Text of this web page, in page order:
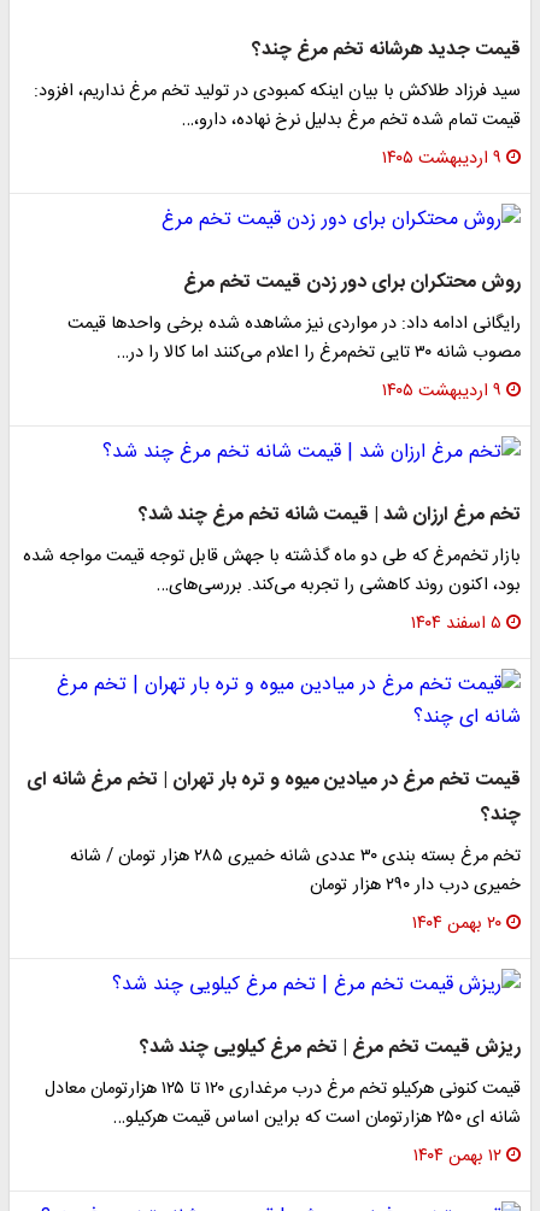
قیمت جدید هرشانه تخم مرغ چند؟
سید فرزاد طلاکش با بیان اینکه کمبودی در تولید تخم مرغ نداریم، افزود:
قیمت تمام شده تخم مرغ بدلیل نرخ نهاده، دارو،…
۹ اردیبهشت ۱۴۰۵
روش محتکران برای دور زدن قیمت تخم مرغ
رایگانی ادامه داد: در مواردی نیز مشاهده شده برخی واحدها قیمت
مصوب شانه ۳۰ تایی تخم‌مرغ را اعلام می‌کنند اما کالا را در…
۹ اردیبهشت ۱۴۰۵
تخم مرغ ارزان شد | قیمت شانه تخم مرغ چند شد؟
بازار تخم‌مرغ که طی دو ماه گذشته با جهش قابل توجه قیمت مواجه شده
بود، اکنون روند کاهشی را تجربه می‌کند. بررسی‌های…
۵ اسفند ۱۴۰۴
قیمت تخم مرغ در میادین میوه و تره بار تهران | تخم مرغ شانه ای
چند؟
تخم مرغ بسته بندی ۳۰ عددی شانه خمیری ۲۸۵ هزار تومان / شانه
خمیری درب دار ۲۹۰ هزار تومان
۲۰ بهمن ۱۴۰۴
ریزش قیمت تخم مرغ | تخم مرغ کیلویی چند شد؟
قیمت کنونی هرکیلو تخم مرغ درب مرغداری ۱۲۰ تا ۱۲۵ هزارتومان معادل
شانه ای ۲۵۰ هزارتومان است که براین اساس قیمت هرکیلو…
۱۲ بهمن ۱۴۰۴